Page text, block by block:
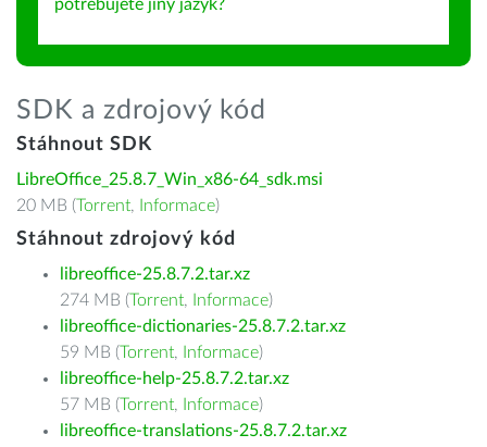
potřebujete jiný jazyk?
SDK a zdrojový kód
Stáhnout SDK
LibreOffice_25.8.7_Win_x86-64_sdk.msi
20 MB (Torrent, Informace)
Stáhnout zdrojový kód
libreoffice-25.8.7.2.tar.xz
274 MB (Torrent, Informace)
libreoffice-dictionaries-25.8.7.2.tar.xz
59 MB (Torrent, Informace)
libreoffice-help-25.8.7.2.tar.xz
57 MB (Torrent, Informace)
libreoffice-translations-25.8.7.2.tar.xz